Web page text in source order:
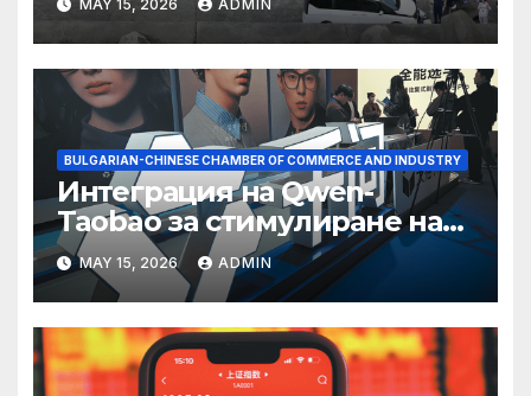
MAY 15, 2026 ADMIN
BULGARIAN-CHINESE CHAMBER OF COMMERCE AND INDUSTRY
Интеграция на Qwen-
Taobao за стимулиране на
пазаруването 618
MAY 15, 2026 ADMIN